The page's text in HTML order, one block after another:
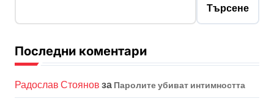
Търсене
Последни коментари
Радослав Стоянов за Паролите убиват интимността